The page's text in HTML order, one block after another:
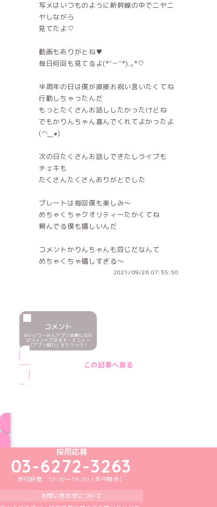
写メはいつものように新幹線の中でニヤニ
ヤしながら
見てたよ♡
動画もありがとね♥
毎日何回も見てるよ(*˘︶˘*).｡*♡
半周年の日は僕が直接お祝い言いたくてね
行動しちゃったんだ
もっとたくさんお話ししたかったけどね
でもかりんちゃん喜んでくれてよかったよ
(◠‿◕)
次の日たくさんお話しできたしライブも
チェキも
たくさんたくさんありがとでした
プレートは毎回僕も楽しみ〜
めちゃくちゃクオリティーたかくてね
頼んでる僕も嬉しいんだ
コメントかりんちゃんも同じだなんて
めちゃくちゃ嬉しすぎる〜
2021/09/26 07:35:50
コメント
めいどりーみんアプリ会員になれ
ばコメントできます！メニュー
「アプリ紹介」をクリック！
この記事へ戻る
めいどりーみんTikTok公式アカウント
めいどりーみんX公式アカウント
めいどりーみんInstagram公式アカウント
めいどりーみんFacebook公式アカウン
めいどりーみんYouTube公式アカ
採用応募
03-6272-3263
受付時間：10:00～19:00（年中無休）
お問い合わせについて